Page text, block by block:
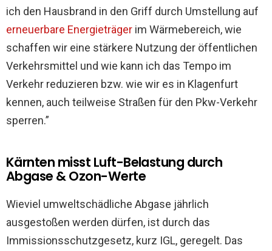
ich den Hausbrand in den Griff durch Umstellung auf
erneuerbare Energieträger im Wärmebereich, wie
schaffen wir eine stärkere Nutzung der öffentlichen
Verkehrsmittel und wie kann ich das Tempo im
Verkehr reduzieren bzw. wie wir es in Klagenfurt
kennen, auch teilweise Straßen für den Pkw-Verkehr
sperren.”
Kärnten misst Luft-Belastung durch
Abgase & Ozon-Werte
Wieviel umweltschädliche Abgase jährlich
ausgestoßen werden dürfen, ist durch das
Immissionsschutzgesetz, kurz IGL, geregelt. Das